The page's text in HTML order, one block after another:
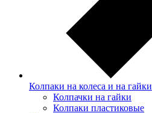
Колпаки на колеса и на гайки
Колпачки на гайки
Колпаки пластиковые